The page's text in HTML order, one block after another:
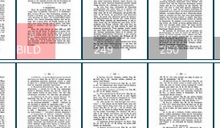
A
BILD
249 250